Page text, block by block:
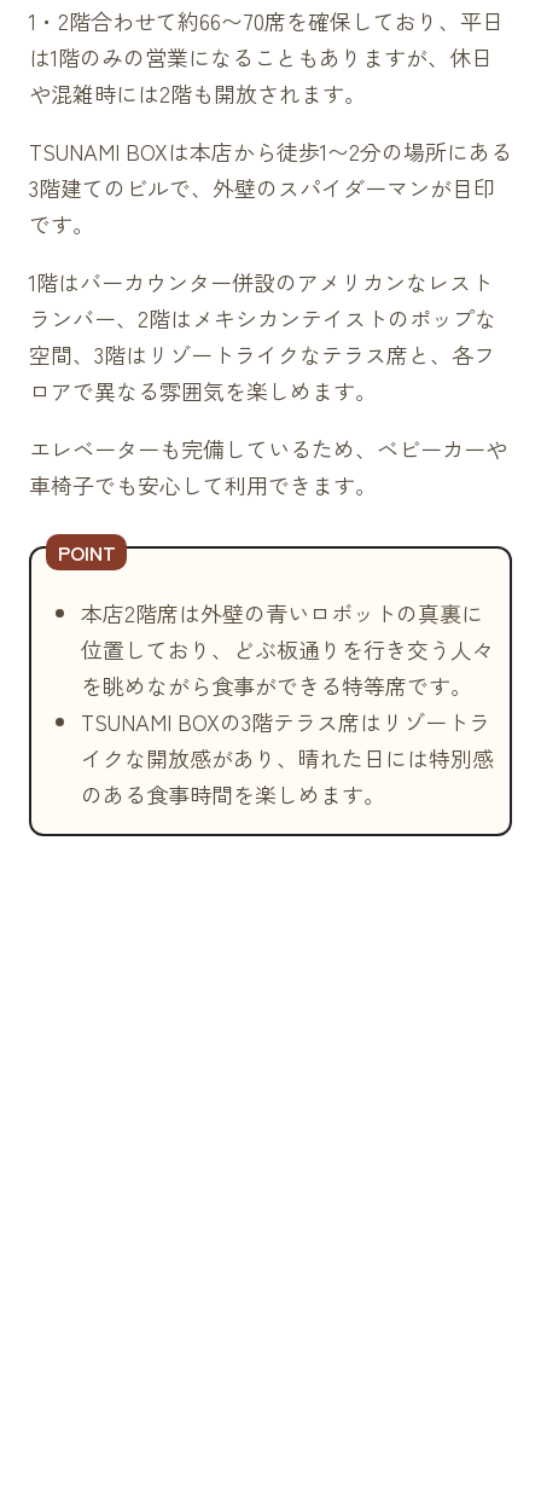
1・2階合わせて約66〜70席を確保しており、平日
は1階のみの営業になることもありますが、休日
や混雑時には2階も開放されます。
TSUNAMI BOXは本店から徒歩1〜2分の場所にある
3階建てのビルで、外壁のスパイダーマンが目印
です。
1階はバーカウンター併設のアメリカンなレスト
ランバー、2階はメキシカンテイストのポップな
空間、3階はリゾートライクなテラス席と、各フ
ロアで異なる雰囲気を楽しめます。
エレベーターも完備しているため、ベビーカーや
車椅子でも安心して利用できます。
本店2階席は外壁の青いロボットの真裏に
位置しており、どぶ板通りを行き交う人々
を眺めながら食事ができる特等席です。
TSUNAMI BOXの3階テラス席はリゾートラ
イクな開放感があり、晴れた日には特別感
のある食事時間を楽しめます。